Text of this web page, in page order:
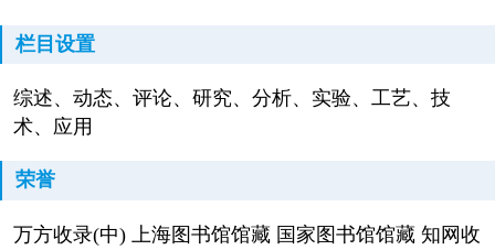
栏目设置
综述、动态、评论、研究、分析、实验、工艺、技
术、应用
荣誉
万方收录(中) 上海图书馆馆藏 国家图书馆馆藏 知网收